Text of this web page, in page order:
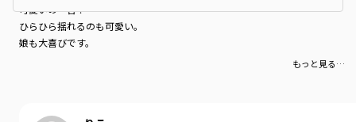
可愛いの一言！
ひらひら揺れるのも可愛い。
娘も大喜びです。
もっと見る…